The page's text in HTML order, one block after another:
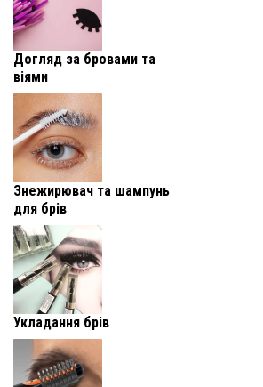
Догляд за бровами та
віями
Знежирювач та шампунь
для брів
Укладання брів